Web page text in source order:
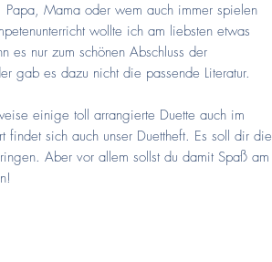
Papa, Mama oder wem auch immer spielen
wollte ich am liebsten etwas
es nur zum schönen Abschluss der
gab es dazu nicht die passende Literatur.
einige toll arrangierte Duette auch im
findet sich auch unser Duettheft. Es soll dir die
Aber vor allem sollst du damit Spaß am